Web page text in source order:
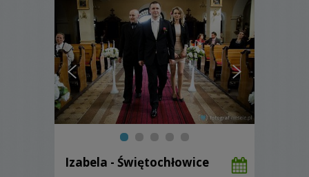
Izabela - Świętochłowice